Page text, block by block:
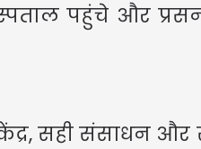
पहुंचे और
केंद्र, सही संसाधन